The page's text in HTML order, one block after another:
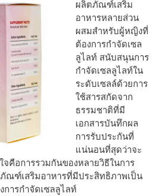
ผลิตภัณฑ์เสริม
อาหารหลายส่วน
ผสมสำหรับผู้หญิงที่
ต้องการกำจัดเซล
ลูไลท์ สนับสนุนการ
กำจัดเซลลูไลท์ใน
ระดับเซลล์ด้วยการ
ใช้สารสกัดจาก
ธรรมชาติที่มี
เอกสารบันทึกผล
การรับประกันที่
แน่นอนที่สุดว่าจะ
คือการรวมกันของหลายวิธีในการ
ณฑ์เสริมอาหารที่มีประสิทธิภาพเป็น
การกำจัดเซลลูไลท์